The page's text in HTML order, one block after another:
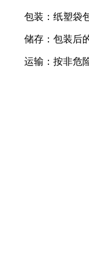
包装：纸塑袋包
储存：包装后的
运输：按非危险